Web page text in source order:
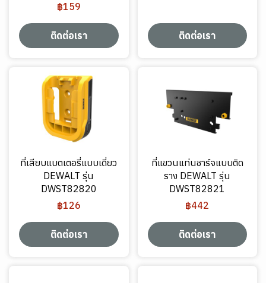
฿159
ติดต่อเรา ติดต่อเรา
ที่เสียบแบตเตอรี่แบบเดี่ยว
DEWALT รุ่น
DWST82820
฿126
ติดต่อเรา
ที่แขวนแท่นชาร์จแบบติด
ราง DEWALT รุ่น
DWST82821
฿442
ติดต่อเรา